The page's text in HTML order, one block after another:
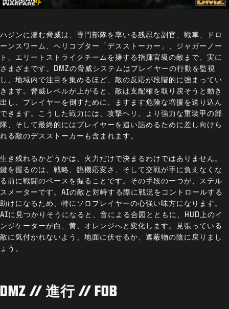
ハジンに潜む脅威は、専門部隊を率いる残忍な副官、戦車、ドロ
ーンスワーム、ヘリコプター「デスストーカー」、ジャガーノー
ト、エリートストライクチームを擁する指揮官級の敵まで、実に
さまざまです。DMZの脅威システムはプレイヤーの行動を監視
し、地域内で注目を集めるほど、敵の反応が段階的に強まってい
きます。脅威レベルが上がると、敵は支配権を取り戻そうと動き
出し、プレイヤーを倒すために、ますます危険な増援を送り込ん
できます。こうした戦力には、攻撃ヘリ、より強力な重装甲の部
隊、そして最終的にはプレイヤーを追い詰めるために差し向けら
れる敵のデスストーカーも含まれます。
生き残れるかどうかは、火力だけで決まるわけではありません。
鍵を握るのは、戦略、臨機応変さ、そして交戦が手に負えなくな
る前に戦闘のペースを握ることです。その手段の一つが、ステル
スメーターです。AIの敵と対峙する際に戦況をコントロールする
助けになるため、特にソロプレイヤーの心強い味方になります。
AIに見つかりそうになると、音による合図とともに、HUD上のイ
ンジケーターが白、黄、オレンジへと変化します。見張っている
敵に気付かれないよう、地面に伏せるか、遮蔽物の陰に戻りまし
ょう。
DMZ // 進行 // FOB